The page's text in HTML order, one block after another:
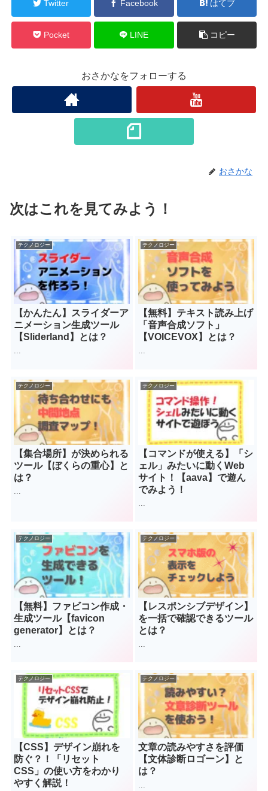
Twitter Facebook はてブ
Pocket LINE コピー
おさかなをフォローする
おさかな
次はこれを見てみよう！
テクノロジー
【かんたん】スライダーア
ニメーション生成ツール
【Sliderland】とは？
...
テクノロジー
【無料】テキスト読み上げ
「音声合成ソフト」
【VOICEVOX】とは？
...
テクノロジー
【集合場所】が決められる
ツール【ぼくらの重心】と
は？
...
テクノロジー
【コマンドが使える】「シ
ェル」みたいに動くWeb
サイト！【aava】で遊ん
でみよう！
...
テクノロジー
【無料】ファビコン作成・
生成ツール【favicon
generator】とは？
テクノロジー
【レスポンシブデザイン】
を一括で確認できるツール
とは？
テクノロジー
【CSS】デザイン崩れを
防ぐ？！「リセット
CSS」の使い方をわかり
やすく解説！
テクノロジー
文章の読みやすさを評価
【文体診断ロゴーン】と
は？